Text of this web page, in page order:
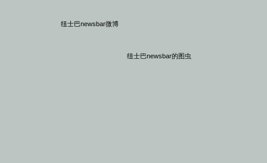
纽士巴newsbar微博
纽士巴newsbar的图虫